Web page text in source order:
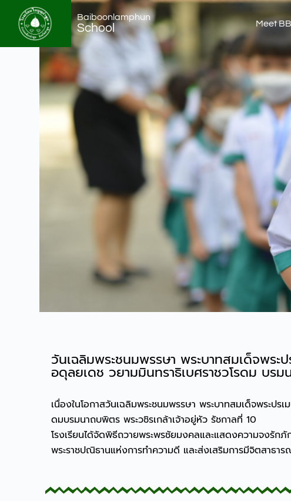
Baiboonlamphun
School Meet
วันเฉลิมพระชนมพรรษา พระบาทสมเด็จพร
อดุลยเดช วยามมินทราธิเบศราชวโรดม บร
เนื่องในโอกาสวันเฉลิมพระชนมพรรษา พระบาทสมเด็จพระ
ดมบรมนาถบพิตร พระวชิรเกล้าเจ้าอยู่หัว รัชกาลที่ 10
โรงเรียนได้จัดพิธีถวายพระพรชัยมงคลและแสดงความจงรั
พระราชปณิธานแห่งการทำความดี และส่งเสริมการมีจิตสาธาร